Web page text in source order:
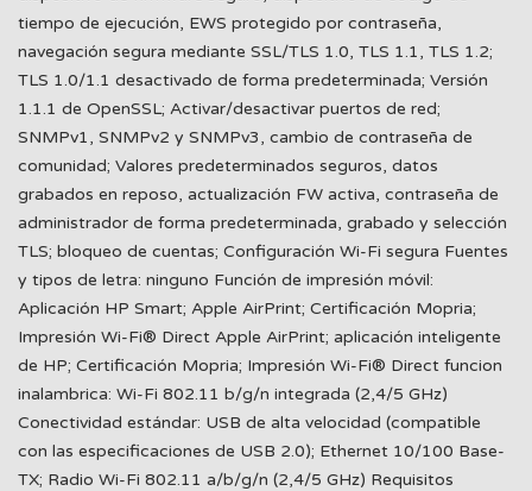
tiempo de ejecución, EWS protegido por contraseña,
navegación segura mediante SSL/TLS 1.0, TLS 1.1, TLS 1.2;
TLS 1.0/1.1 desactivado de forma predeterminada; Versión
1.1.1 de OpenSSL; Activar/desactivar puertos de red;
SNMPv1, SNMPv2 y SNMPv3, cambio de contraseña de
comunidad; Valores predeterminados seguros, datos
grabados en reposo, actualización FW activa, contraseña de
administrador de forma predeterminada, grabado y selección
TLS; bloqueo de cuentas; Configuración Wi-Fi segura Fuentes
y tipos de letra: ninguno Función de impresión móvil:
Aplicación HP Smart; Apple AirPrint; Certificación Mopria;
Impresión Wi-Fi® Direct Apple AirPrint; aplicación inteligente
de HP; Certificación Mopria; Impresión Wi-Fi® Direct funcion
inalambrica: Wi-Fi 802.11 b/g/n integrada (2,4/5 GHz)
Conectividad estándar: USB de alta velocidad (compatible
con las especificaciones de USB 2.0); Ethernet 10/100 Base-
TX; Radio Wi-Fi 802.11 a/b/g/n (2,4/5 GHz) Requisitos